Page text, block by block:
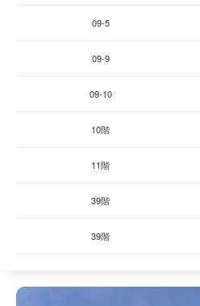
09-5
09-9
09-10
10階
11階
39階
39階